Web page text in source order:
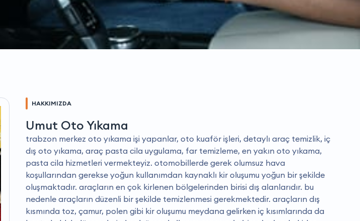
HAKKIMIZDA
Umut Oto Yıkama
trabzon merkez oto yıkama işi yapanlar, oto kuaför işleri, detaylı araç temizlik, iç
dış oto yıkama, araç pasta cila uygulama, far temizleme, en yakın oto yıkama,
pasta cila hizmetleri vermekteyiz. otomobillerde gerek olumsuz hava
koşullarından gerekse yoğun kullanımdan kaynaklı kir oluşumu yoğun bir şekilde
oluşmaktadır. araçların en çok kirlenen bölgelerinden birisi dış alanlarıdır. bu
nedenle araçların düzenli bir şekilde temizlenmesi gerekmektedir. araçların dış
kısmında toz, çamur, polen gibi kir oluşumu meydana gelirken iç kısımlarında da